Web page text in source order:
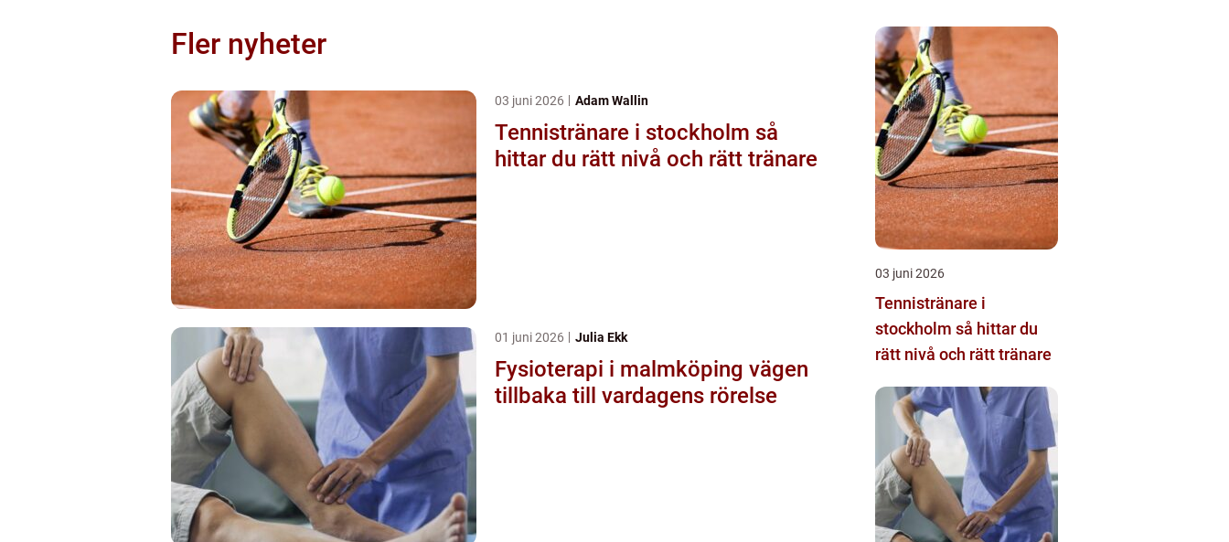
Fler nyheter
03 juni 2026 Adam Wallin
Tennistränare i stockholm så
hittar du rätt nivå och rätt tränare
01 juni 2026 Julia Ekk
Fysioterapi i malmköping vägen
tillbaka till vardagens rörelse
03 juni 2026
Tennistränare i
stockholm så hittar du
rätt nivå och rätt tränare